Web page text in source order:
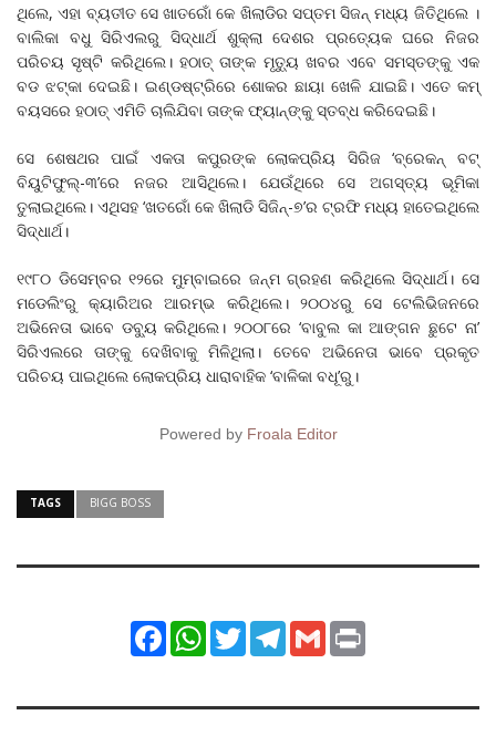
ଥିଲେ, ଏହା ବ୍ୟତୀତ ସେ ଖାତରୋଁ କେ ଖିଲାଡିର ସପ୍ତମ ସିଜନ୍ ମଧ୍ୟ ଜିତିଥିଲେ ।
ବାଲିକା ବଧୁ ସିରିଏଲରୁ ସିଦ୍ଧାର୍ଥ ଶୁକ୍ଲା ଦେଶର ପ୍ରତ୍ୟେକ ଘରେ ନିଜର
ପରିଚୟ ସୃଷ୍ଟି କରିଥିଲେ। ହଠାତ୍‌ ତାଙ୍କ ମୃତ୍ୟୁ ଖବର ଏବେ ସମସ୍ତଙ୍କୁ ଏକ
ବଡ ଝଟ୍‌କା ଦେଇଛି। ଇଣ୍ଡଷ୍ଟ୍ରିରେ ଶୋକର ଛାୟା ଖେଳି ଯାଇଛି। ଏତେ କମ୍‌
ବୟସରେ ହଠାତ୍‌ ଏମିତି ଚାଲିଯିବା ତାଙ୍କ ଫ୍ୟାନ୍‌ଙ୍କୁ ସ୍ତବ୍ଧ କରିଦେଇଛି।
ସେ ଶେଷଥର ପାଇଁ ଏକତା କପୁରଙ୍କ ଲୋକପ୍ରିୟ ସିରିଜ ‘ବ୍ରେକନ୍‌ ବଟ୍‌
ବିୟୁଟିଫୁଲ୍‌-୩’ରେ ନଜର ଆସିଥିଲେ। ଯେଉଁଥିରେ ସେ ଅଗସ୍ତ୍ୟ ଭୂମିକା
ତୁଲାଇଥିଲେ। ଏଥିସହ ‘ଖତରୋଁ କେ ଖିଲାଡି ସିଜିନ୍‌-୭’ର ଟ୍ରଫି ମଧ୍ୟ ହାତେଇଥିଲେ
ସିଦ୍ଧାର୍ଥ।
୧୯୮୦ ଡିସେମ୍ବର ୧୨ରେ ମୁମ୍ବାଇରେ ଜନ୍ମ ଗ୍ରହଣ କରିଥିଲେ ସିଦ୍ଧାର୍ଥ। ସେ
ମଡେଲିଂରୁ କ୍ୟାରିଅର ଆରମ୍ଭ କରିଥିଲେ। ୨୦୦୪ରୁ ସେ ଟେଲିଭିଜନରେ
ଅଭିନେତା ଭାବେ ଡବ୍ୟୁ କରିଥିଲେ। ୨୦୦୮ରେ ‘ବାବୁଲ କା ଆଙ୍ଗନ ଛୁଟେ ନା’
ସିରିଏଲରେ ତାଙ୍କୁ ଦେଖିବାକୁ ମିଳିଥିଲା। ତେବେ ଅଭିନେତା ଭାବେ ପ୍ରକୃତ
ପରିଚୟ ପାଇଥିଲେ ଲୋକପ୍ରିୟ ଧାରାବାହିକ ‘ବାଳିକା ବଧୂ’ରୁ।
Powered by Froala Editor
TAGS BIGG BOSS
FacebookWhatsApp
TwitterTelegram
Gmail